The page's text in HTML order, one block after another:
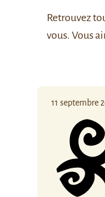
Retrouvez
vous. Vous
11 septembre